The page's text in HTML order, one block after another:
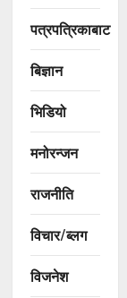
पत्रपत्रिकाबाट
बिज्ञान
भिडियो
मनोरन्जन
राजनीति
विचार/ब्लग
विजनेश